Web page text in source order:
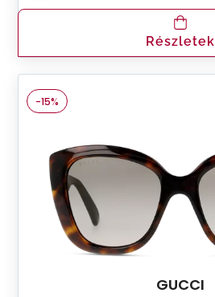
Részletek
-15%
GUCCI